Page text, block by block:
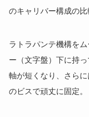
のキャリバー構成の比
ラトラパンテ機構を
ー（文字盤）下に持
軸が短くなり、さら
のビスで頑丈に固定。